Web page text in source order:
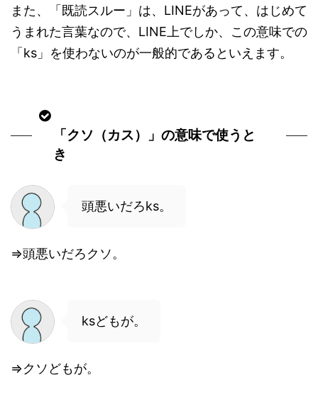
また、「既読スルー」は、LINEがあって、はじめて
うまれた言葉なので、LINE上でしか、この意味での
「ks」を使わないのが一般的であるといえます。
「クソ（カス）」の意味で使うと
き
頭悪いだろks。
⇒頭悪いだろクソ。
ksどもが。
⇒クソどもが。